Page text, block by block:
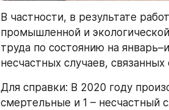
В частности, в результате
промышленной и
труда по состоянию на
несчастных случаев,
Для справки: В 2020 году
смертельные и 1 – несчастный